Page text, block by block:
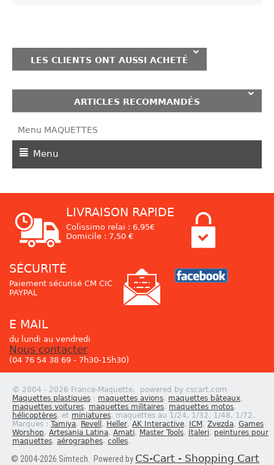
LES CLIENTS ONT AUSSI ACHETÉ
ARTICLES RECOMMANDÉS
Menu MAQUETTES
Menu
LIVRAISON RAPIDE
Colissimo relai : 6,95€
Domicile : 7,50 €
SÉCURITÉ
Paiement sécurisé CM CIC
PAYPAL
E MAIL
du lundi au vendredi
Nous contacter
(04 76 54 38 69 - 7h30-15h30)
© 2004 - 2026 France-Maquette. powered by cscart.com
Maquettes plastiques : maquettes avions, maquettes bâteaux,
maquettes voitures, maquettes militaires, maquettes motos,
hélicoptères, et miniatures, maquettes au 1/24, 1/32, 1/48, 1/72.
Marques : Tamiya, Revell , Heller, AK Interactive, ICM , Zvezda, Games
Worshop, Artesania Latina, Amati, Master Tools, Italeri, peintures pour
maquettes, aérographes, colles.
© 2004-2026 Simtech. Powered by CS-Cart - Shopping Cart